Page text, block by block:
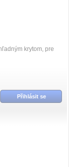
krytom, pre
Přihlásit se